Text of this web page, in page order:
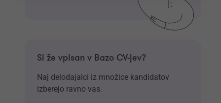
Si že vpisan v Bazo CV-jev?
Naj delodajalci iz množice kandidatov
izberejo ravno vas.